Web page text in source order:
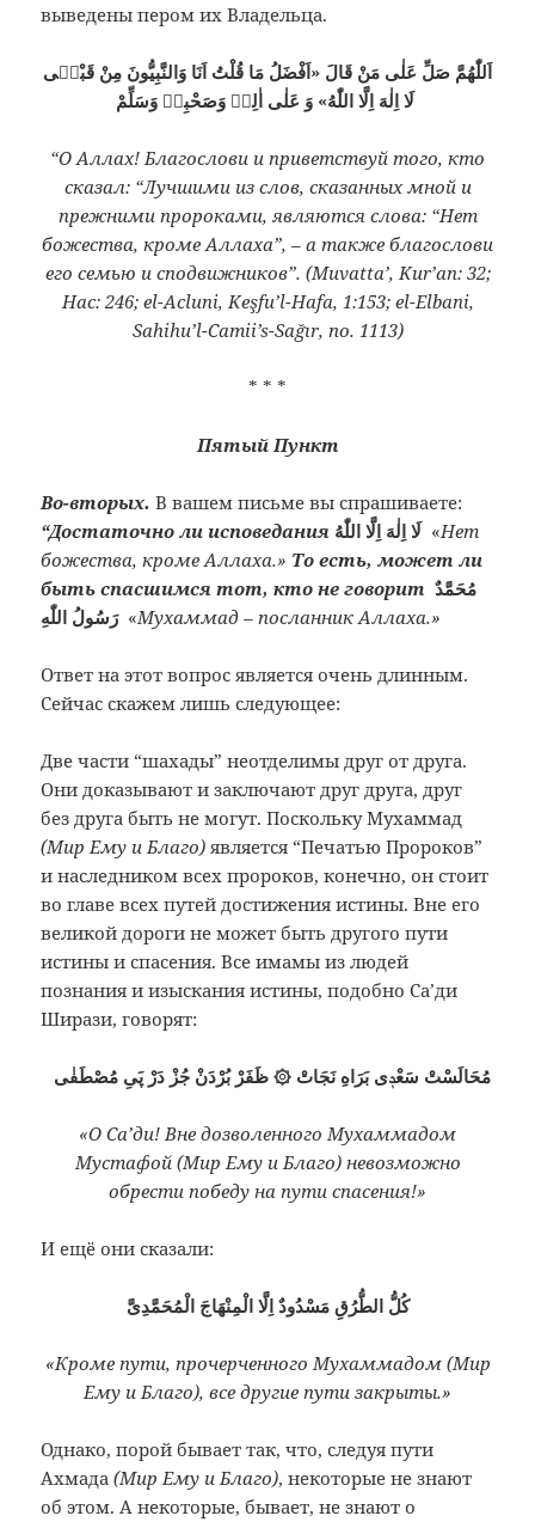
выведены пером их Владельца.
اَللّٰهُمَّ صَلِّ عَلٰى مَنْ قَالَ «اَفْضَلُ مَا قُلْتُ اَنَا وَالنَّبِيُّونَ مِنْ قَبْلٖى
لَا اِلٰهَ اِلَّا اللّٰهُ» وَ عَلٰى اٰلِهٖ وَصَحْبِهٖ وَسَلِّمْ
“О Аллах! Благослови и приветствуй того, кто
сказал: “Лучшими из слов, сказанных мной и
прежними пророками, являются слова: “Нет
божества, кроме Аллаха”, – а также благослови
его семью и сподвижников”. (Muvatta’, Kur’an: 32;
Hac: 246; el-Acluni, Keşfu’l-Hafa, 1:153; el-Elbani,
Sahihu’l-Camii’s-Sağır, no. 1113)
* * *
Пятый Пункт
Во-вторых. В вашем письме вы спрашиваете:
“Достаточно ли исповедания لَا اِلٰهَ اِلَّا اللّٰهُ «Нет
божества, кроме Аллаха.» То есть, может ли
быть спасшимся тот, кто не говорит مُحَمَّدٌ
رَسُولُ اللّٰهِ‌ «Мухаммад – посланник Аллаха.»
Ответ на этот вопрос является очень длинным.
Сейчас скажем лишь следующее:
Две части “шахады” неотделимы друг от друга.
Они доказывают и заключают друг друга, друг
без друга быть не могут. Поскольку Мухаммад
(Мир Ему и Благо) является “Печатью Пророков”
и наследником всех пророков, конечно, он стоит
во главе всех путей достижения истины. Вне его
великой дороги не может быть другого пути
истины и спасения. Все имамы из людей
познания и изыскания истины, подобно Са’ди
Ширази, говорят:
مُحَالَسْتْ سَعْدٖى بَرَاهِ نَجَاتْ ۞ ظَفَرْ بُرْدَنْ جُزْ دَرْ پَىِ مُصْطَفٰى
«О Са’ди! Вне дозволенного Мухаммадом
Мустафой (Мир Ему и Благо) невозможно
обрести победу на пути спасения!»
И ещё они сказали:
كُلُّ الطُّرُقِ مَسْدُودٌ اِلَّا الْمِنْهَاجَ الْمُحَمَّدِىَّ
«Кроме пути, прочерченного Мухаммадом (Мир
Ему и Благо), все другие пути закрыты.»
Однако, порой бывает так, что, следуя пути
Ахмада(Мир Ему и Благо), некоторые не знают
об этом. А некоторые, бывает, не знают о